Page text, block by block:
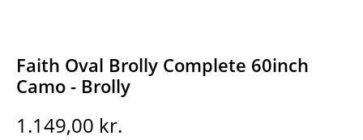
Faith Oval Brolly Complete 60inch
Camo - Brolly
1.149,00 kr.